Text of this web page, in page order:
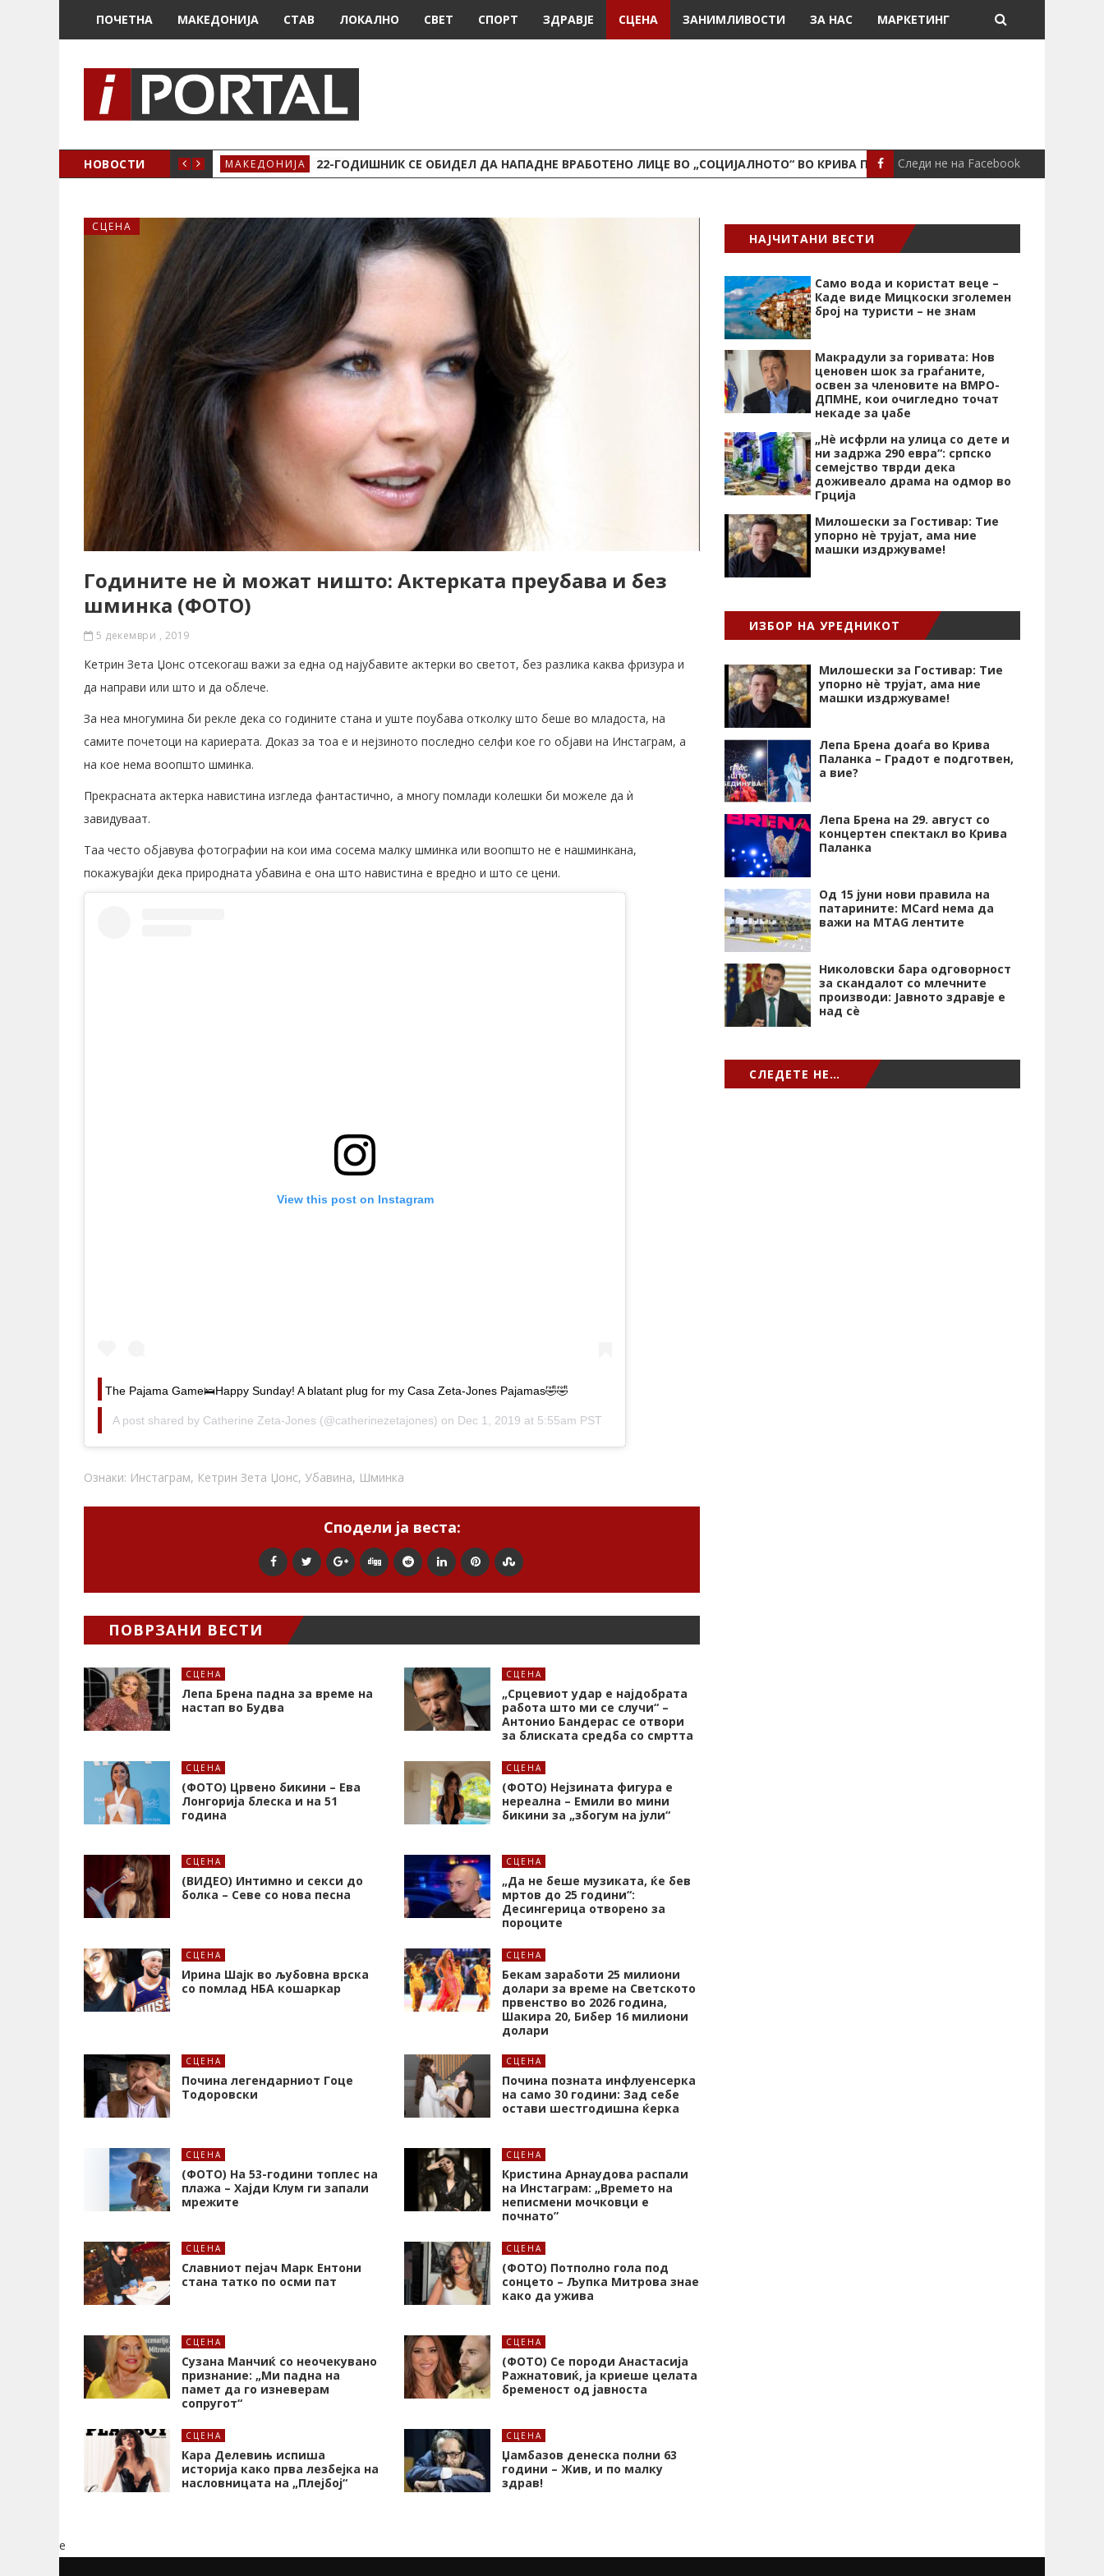
ПОЧЕТНА МАКЕДОНИЈА СТАВ ЛОКАЛНО СВЕТ СПОРТ ЗДРАВЈЕ СЦЕНА ЗАНИМЛИВОСТИ ЗА НАС МАРКЕТИНГ
НОВОСТИ
ЖЕНСКО ЗДРАВЈЕ ВО КРИВА ПАЛАНКА МАКЕДОНИЈА 22-ГОДИШНИК СЕ ОБИДЕЛ ДА НАПАДНЕ ВРАБОТЕНО ЛИЦЕ ВО „СОЦИЈАЛНОТО“ ВО КРИВА ПАЛАНКА ЛОКАЛНО ПОЖАР ВО
Следи не на Facebook
СЦЕНА
Годините не ѝ можат ништо: Актерката преубава и без
шминка (ФОТО)
5 декември , 2019
Кетрин Зета Џонс отсекогаш важи за една од најубавите актерки во светот, без разлика каква фризура и
да направи или што и да облече.
За неа многумина би рекле дека со годините стана и уште поубава отколку што беше во младоста, на
самите почетоци на кариерата. Доказ за тоа е и нејзиното последно селфи кое го објави на Инстаграм, а
на кое нема воопшто шминка.
Прекрасната актерка навистина изгледа фантастично, а многу помлади колешки би можеле да ѝ
завидуваат.
Таа често објавува фотографии на кои има сосема малку шминка или воопшто не е нашминкана,
покажувајќи дека природната убавина е она што навистина е вредно и што се цени.
View this post on Instagram
The Pajama Game🛌Happy Sunday! A blatant plug for my Casa Zeta-Jones Pajamas🤣🤣
A post shared by Catherine Zeta-Jones (@catherinezetajones) on Dec 1, 2019 at 5:55am PST
Ознаки: Инстаграм, Кетрин Зета Џонс, Убавина, Шминка
Сподели ја веста:
ПОВРЗАНИ ВЕСТИ
СЦЕНА
Лепа Брена падна за време на
настап во Будва
СЦЕНА
„Срцевиот удар е најдобрата
работа што ми се случи“ –
Антонио Бандерас се отвори
за блиската средба со смртта
СЦЕНА
(ФОТО) Црвено бикини – Ева
Лонгорија блеска и на 51
година
СЦЕНА
(ФОТО) Нејзината фигура е
нереална – Емили во мини
бикини за „збогум на јули“
СЦЕНА
(ВИДЕО) Интимно и секси до
болка – Севе со нова песна
СЦЕНА
„Да не беше музиката, ќе бев
мртов до 25 години“:
Десингерица отворено за
пороците
СЦЕНА
Ирина Шајк во љубовна врска
со помлад НБА кошаркар
СЦЕНА
Бекам заработи 25 милиони
долари за време на Светското
првенство во 2026 година,
Шакира 20, Бибер 16 милиони
долари
СЦЕНА
Почина легендарниот Гоце
Тодоровски
СЦЕНА
Почина позната инфлуенсерка
на само 30 години: Зад себе
остави шестгодишна ќерка
СЦЕНА
(ФОТО) На 53-години топлес на
плажа – Хајди Клум ги запали
мрежите
СЦЕНА
Кристина Арнаудова распали
на Инстаграм: „Времето на
неписмени мочковци е
почнато”
СЦЕНА
Славниот пејач Марк Ентони
стана татко по осми пат
СЦЕНА
(ФОТО) Потполно гола под
сонцето – Љупка Митрова знае
како да ужива
СЦЕНА
Сузана Манчиќ со неочекувано
признание: „Ми падна на
памет да го изневерам
сопругот“
СЦЕНА
(ФОТО) Се породи Анастасија
Ражнатовиќ, ја криеше целата
бременост од јавноста
СЦЕНА
Кара Делевињ испиша
историја како прва лезбејка на
насловницата на „Плејбој“
СЦЕНА
Џамбазов денеска полни 63
години – Жив, и по малку
здрав!
НАЈЧИТАНИ ВЕСТИ
Само вода и користат веце –
Каде виде Мицкоски зголемен
број на туристи – не знам
Макрадули за горивата: Нов
ценовен шок за граѓаните,
освен за членовите на ВМРО-
ДПМНЕ, кои очигледно точат
некаде за џабе
„Нѐ исфрли на улица со дете и
ни задржа 290 евра“: српско
семејство тврди дека
доживеало драма на одмор во
Грција
Милошески за Гостивар: Тие
упорно нѐ трујат, ама ние
машки издржуваме!
ИЗБОР НА УРЕДНИКОТ
Милошески за Гостивар: Тие
упорно нѐ трујат, ама ние
машки издржуваме!
Лепа Брена доаѓа во Крива
Паланка – Градот е подготвен,
а вие?
Лепа Брена на 29. август со
концертен спектакл во Крива
Паланка
Од 15 јуни нови правила на
патарините: MCard нема да
важи на MTAG лентите
Николовски бара одговорност
за скандалот со млечните
производи: Јавното здравје е
над сѐ
СЛЕДЕТЕ НЕ…
e